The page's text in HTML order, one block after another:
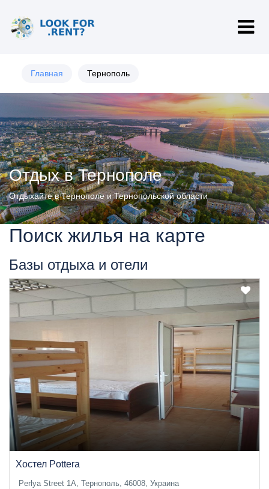
Главная Тернополь
Отдых в Тернополе
Отдыхайте в Тернополе и Тернопольской области
Поиск жилья на карте
Базы отдыха и отели
Хостел Pottera
Perlya Street 1А, Тернополь, 46008, Украина